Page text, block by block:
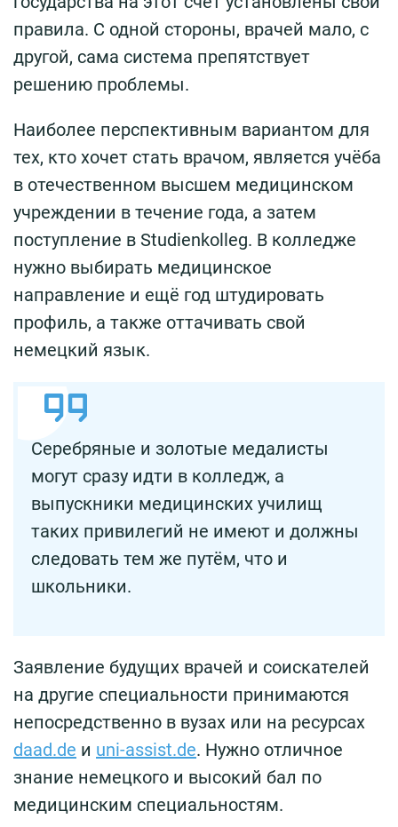
правила. С одной стороны, врачей мало, с
другой, сама система препятствует
решению проблемы.
Наиболее перспективным вариантом для
тех, кто хочет стать врачом, является учёба
в отечественном высшем медицинском
учреждении в течение года, а затем
поступление в Studienkolleg. В колледже
нужно выбирать медицинское
направление и ещё год штудировать
профиль, а также оттачивать свой
немецкий язык.
Серебряные и золотые медалисты
могут сразу идти в колледж, а
выпускники медицинских училищ
таких привилегий не имеют и должны
следовать тем же путём, что и
школьники.
Заявление будущих врачей и соискателей
на другие специальности принимаются
непосредственно в вузах или на ресурсах
daad.de и uni-assist.de. Нужно отличное
знание немецкого и высокий бал по
медицинским специальностям.